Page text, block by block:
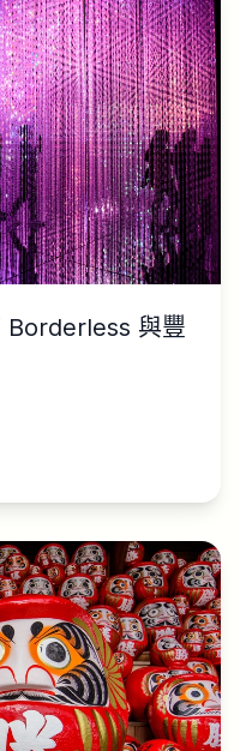
Borderless 與豐